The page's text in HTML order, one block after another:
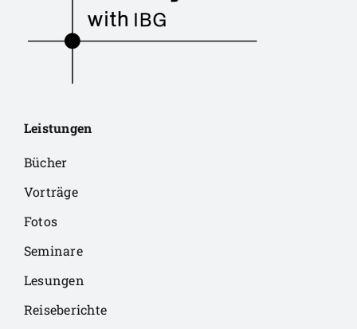
Leistungen
Bücher
Vorträge
Fotos
Seminare
Lesungen
Reiseberichte